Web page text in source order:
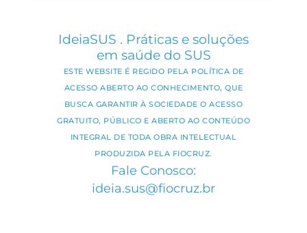
IdeiaSUS . Práticas e soluções
em saúde do SUS
ESTE WEBSITE É REGIDO PELA POLÍTICA DE
ACESSO ABERTO AO CONHECIMENTO, QUE
BUSCA GARANTIR À SOCIEDADE O ACESSO
GRATUITO, PÚBLICO E ABERTO AO CONTEÚDO
INTEGRAL DE TODA OBRA INTELECTUAL
PRODUZIDA PELA FIOCRUZ.
Fale Conosco:
ideia.sus@fiocruz.br